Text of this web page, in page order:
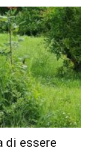
di essere